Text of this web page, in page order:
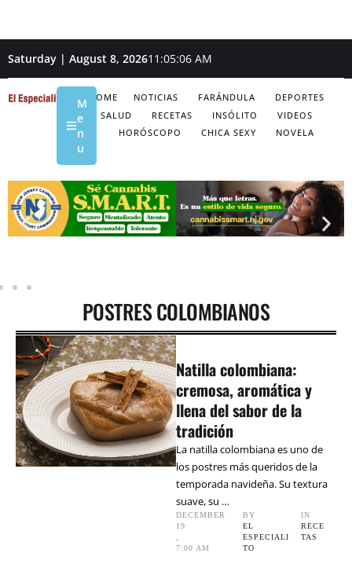
Saturday | August 8, 202611:05:06 AM
HOME NOTICIAS FARÁNDULA
DEPORTES
SALUD
RECETAS INSÓLITO
VIDEOS
HORÓSCOPO
CHICA SEXY NOVELA
M
e
n
u
POSTRES COLOMBIANOS
Natilla colombiana:
cremosa, aromática y
llena del sabor de la
tradición
La natilla colombiana es uno de
los postres más queridos de la
temporada navideña. Su textura
suave, su …
DECEMBER
19
,
7:00 AM
BY
EL
ESPECIALI
TO
IN
RECE
TAS